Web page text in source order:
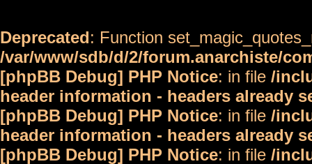
Deprecated: Function
/var/www/sdb/d/2/forum.anarchiste/
[phpBB Debug] PHP Notice: in file /
header information - headers already
[phpBB Debug] PHP Notice: in file /
header information - headers already
[phpBB Debug] PHP Notice: in file /